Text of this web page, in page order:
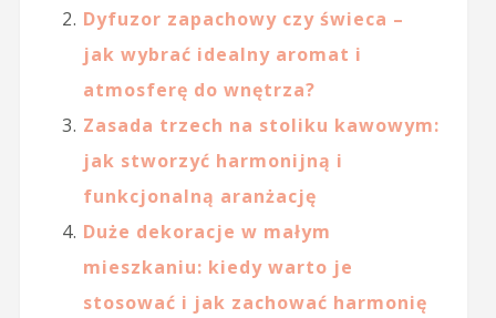
Dyfuzor zapachowy czy świeca –
jak wybrać idealny aromat i
atmosferę do wnętrza?
Zasada trzech na stoliku kawowym:
jak stworzyć harmonijną i
funkcjonalną aranżację
Duże dekoracje w małym
mieszkaniu: kiedy warto je
stosować i jak zachować harmonię